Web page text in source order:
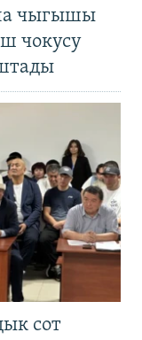
чыгышы
чокусу
сот